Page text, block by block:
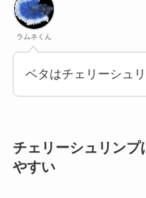
ラムネくん
ベタはチェリーシュ
チェリーシュリン
やすい